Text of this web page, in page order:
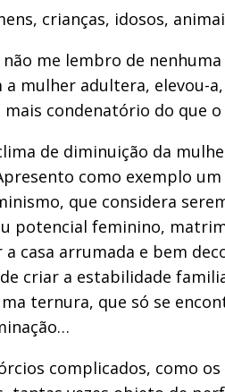
crianças, idosos,
me lembro de
mulher adultera, elevou-
condenatório do que o
de diminuição da
como exemplo
que considera
potencial feminino,
casa arrumada e bem
criar a estabilidade
ternura, que só se
complicados, como